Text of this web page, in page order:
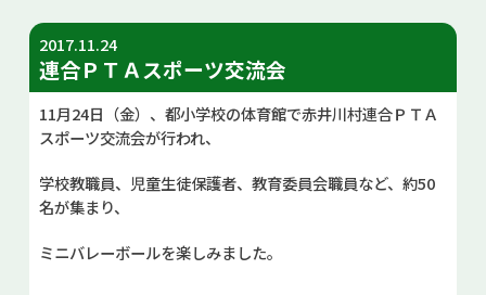
2017.11.24
連合ＰＴＡスポーツ交流会
11月24日（金）、都小学校の体育館で赤井川村連合ＰＴＡ
スポーツ交流会が行われ、
学校教職員、児童生徒保護者、教育委員会職員など、約50
名が集まり、
ミニバレーボールを楽しみました。